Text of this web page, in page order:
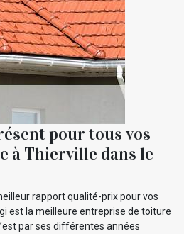
pour tous vos
à Thierville dans le
rapport qualité-prix pour vos
est la meilleure entreprise de toiture
par ses différentes années